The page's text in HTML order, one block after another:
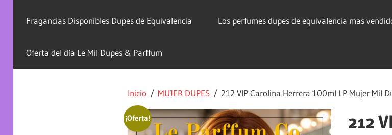
Fragancias Disponibles Dupes de Equivalencia Los perfumes dupes de equivalencia mas
Oferta del día Le Mil Dupes & Parffum
Inicio / MUJER DUPES/ 212 VIP Carolina Herrera 100ml LP Mujer Mil
¡Oferta!
212